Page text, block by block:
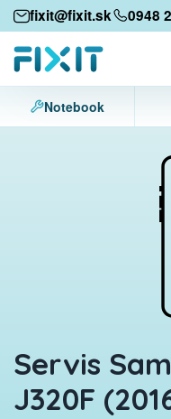
fixit@fixit.sk 0948
Mobilné zariadenia
Mobilné telefóny
Tablety
Notebook
Servis
J320F